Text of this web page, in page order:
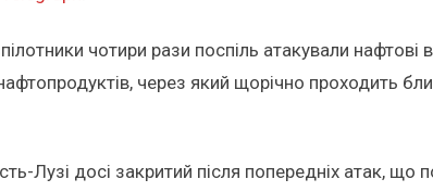
чотири рази поспіль атакували
через який щорічно проходить
Лузі досі закритий після попередніх атак,